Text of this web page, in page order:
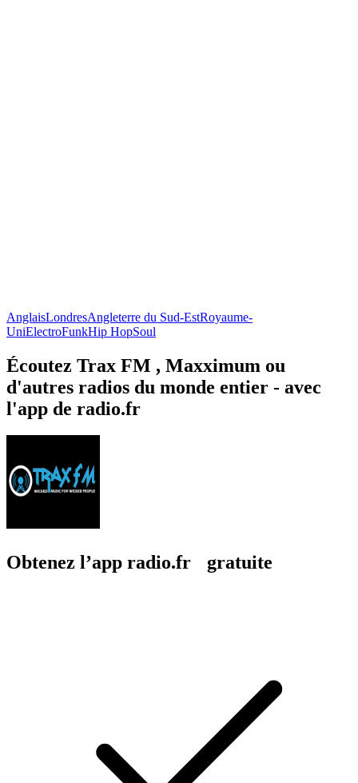
AnglaisLondresAngleterre du Sud-EstRoyaume-
UniElectroFunkHip HopSoul
Écoutez Trax FM , Maxximum ou
d'autres radios du monde entier - avec
l'app de radio.fr
Obtenez l’app radio.fr gratuite